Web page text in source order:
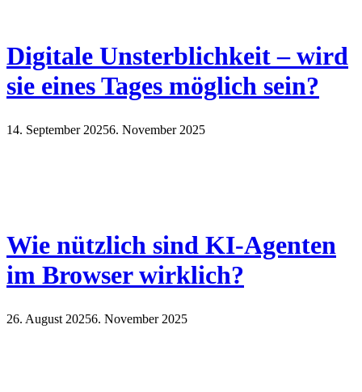
Digitale Unsterblichkeit – wird
sie eines Tages möglich sein?
14. September 20256. November 2025
Wie nützlich sind KI-Agenten
im Browser wirklich?
26. August 20256. November 2025